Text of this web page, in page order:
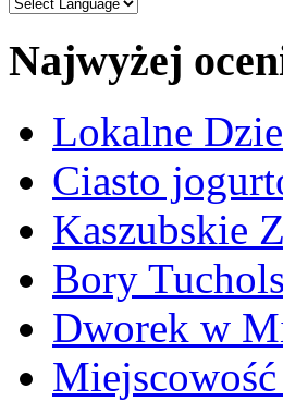
Najwyżej
Lokalne
Ciasto
Kaszubskie
Bory
Dworek w